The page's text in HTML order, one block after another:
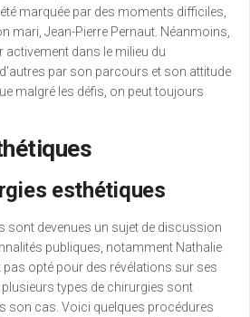
marquée par des moments difficiles,
mari, Jean-Pierre Pernaut. Néanmoins,
activement dans le milieu du
par son parcours et son attitude
malgré les défis, on peut toujours
esthétiques
sont devenues un sujet de discussion
publiques, notamment Nathalie
pas opté pour des révélations sur ses
types de chirurgies sont
son cas. Voici quelques procédures